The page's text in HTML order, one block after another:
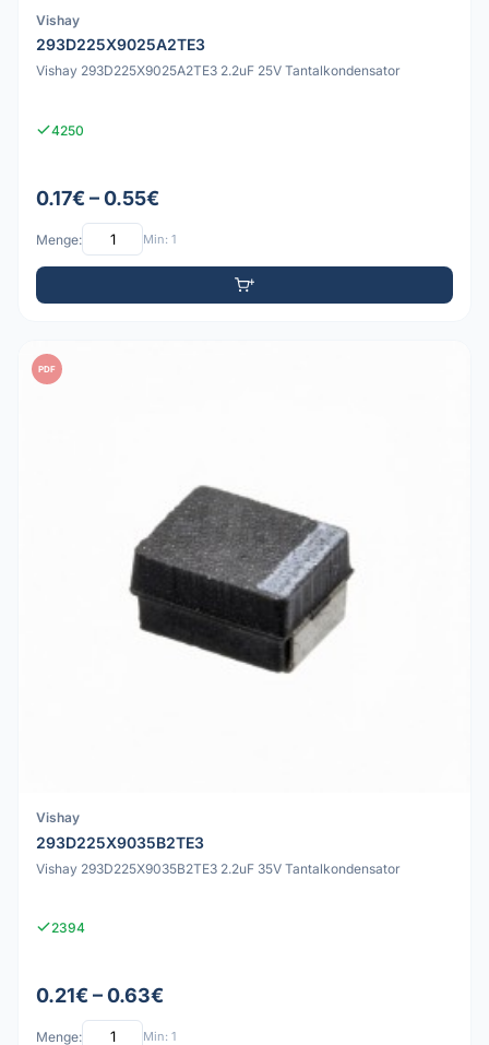
Vishay
293D225X9025A2TE3
Vishay 293D225X9025A2TE3 2.2uF 25V Tantalkondensator
4250
0.17€ – 0.55€
Menge: Min: 1
PDF
Vishay
293D225X9035B2TE3
Vishay 293D225X9035B2TE3 2.2uF 35V Tantalkondensator
2394
0.21€ – 0.63€
Menge: Min: 1